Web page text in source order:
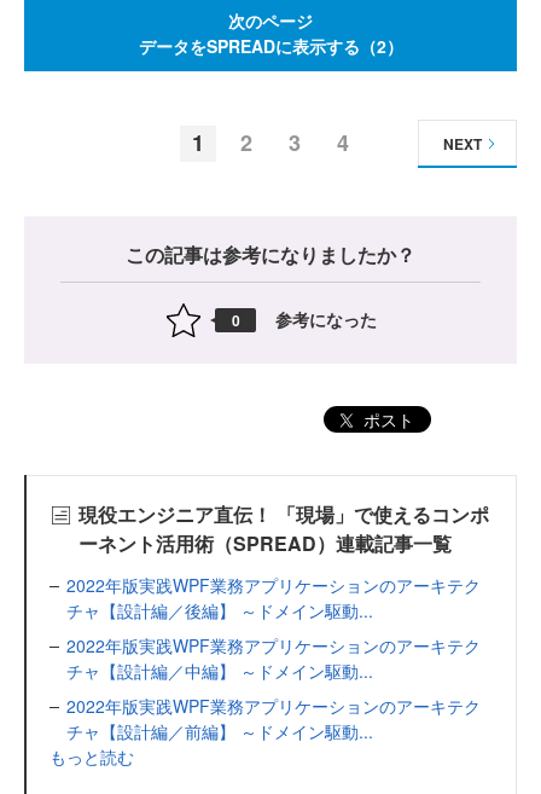
次のページ
データをSPREADに表示する（2）
1 2 3 4 NEXT
この記事は参考になりましたか？
0 参考になった
ポスト
現役エンジニア直伝！ 「現場」で使えるコンポ
ーネント活用術（SPREAD）連載記事一覧
2022年版実践WPF業務アプリケーションのアーキテク
チャ【設計編／後編】 ～ドメイン駆動...
2022年版実践WPF業務アプリケーションのアーキテク
チャ【設計編／中編】 ～ドメイン駆動...
2022年版実践WPF業務アプリケーションのアーキテク
チャ【設計編／前編】 ～ドメイン駆動...
もっと読む